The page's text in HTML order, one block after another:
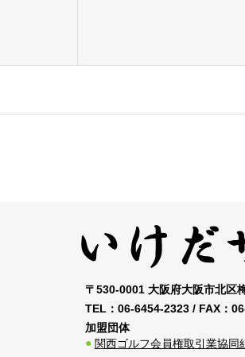
〒530-0001 大阪府大阪市北区
TEL： 06-6454-2323 / FAX：
加盟団体
関西ゴルフ会員権取引業協同